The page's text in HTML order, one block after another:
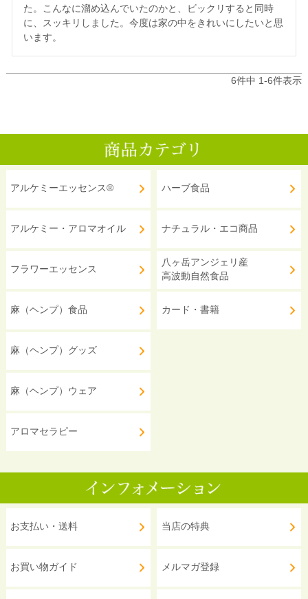
た。こんなに溜め込んでいたのかと、ビックリすると同時
に、スッキリしました。今度は家の中をきれいにしたいと思
います。
6件中 1-6件表示
アルケミーエッセンス®
アルケミー・アロマオイル
フラワーエッセンス
麻（ヘンプ）食品
麻（ヘンプ）グッズ
麻（ヘンプ）ウェア
アロマセラピー
ハーブ食品
ナチュラル・エコ商品
八ヶ岳アンジェリ産
高波動自然食品
カード・書籍
お支払い・送料
お買い物ガイド
当店の特典
メルマガ登録